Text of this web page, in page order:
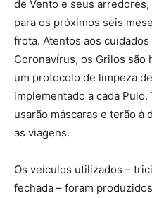
de Vento e seus
para os próximos seis
frota. Atentos aos
Coronavírus, os Grilos são
um protocolo de limpeza
implementado a cada
usarão máscaras e terão à
as viagens.
Os veículos utilizados –
fechada – foram